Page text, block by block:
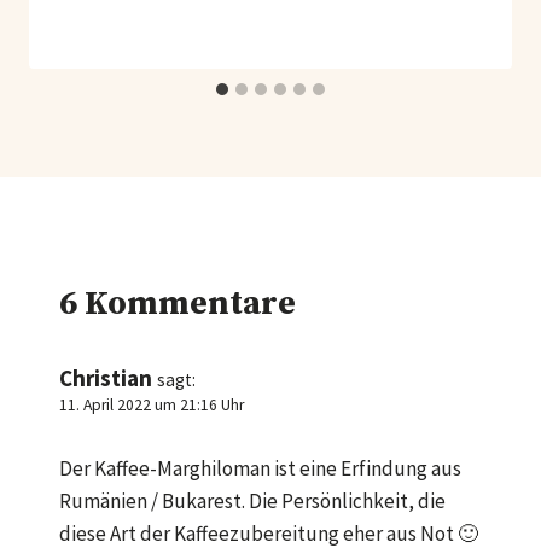
6 Kommentare
Christian sagt:
11. April 2022 um 21:16 Uhr
Der Kaffee-Marghiloman ist eine Erfindung aus
Rumänien / Bukarest. Die Persönlichkeit, die
diese Art der Kaffeezubereitung eher aus Not 🙂